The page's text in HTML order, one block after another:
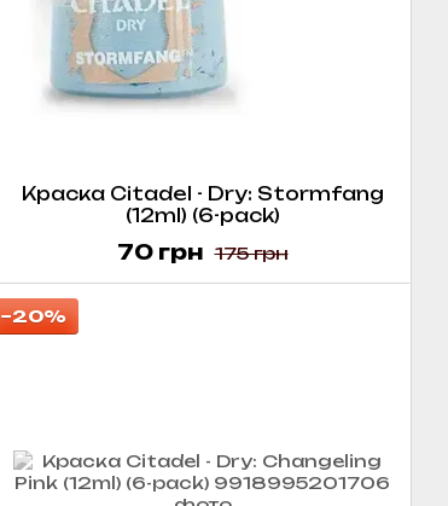
Краска Citadel - Dry: Stormfang
(12ml) (6-pack)
175 грн
70 грн
−20%